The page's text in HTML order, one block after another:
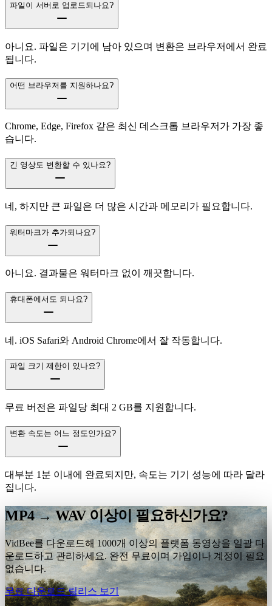
파일이 서버로 업로드되나요?
아니요. 파일은 기기에 남아 있으며 변환은 브라우저에서 완료
됩니다.
어떤 브라우저를 지원하나요?
Chrome, Edge, Firefox 같은 최신 데스크톱 브라우저가 가장 좋
습니다.
긴 영상도 변환할 수 있나요?
네, 하지만 큰 파일은 더 많은 시간과 메모리가 필요합니다.
워터마크가 추가되나요?
아니요. 결과물은 워터마크 없이 깨끗합니다.
휴대폰에서도 되나요?
네. iOS Safari와 Android Chrome에서 잘 작동합니다.
파일 크기 제한이 있나요?
무료 버전은 파일당 최대 2 GB를 지원합니다.
변환 속도는 어느 정도인가요?
대부분 1분 이내에 완료되지만, 속도는 기기 성능에 따라 달라
집니다.
MP4 → WAV 이상이 필요하신가요?
VidBee를 다운로드해 1000개 이상의 플랫폼 동영상을 일괄 다
운로드하고 관리하세요. 완전 무료이며 가입이나 계정이 필요
없습니다.
무료 다운로드릴리스 보기